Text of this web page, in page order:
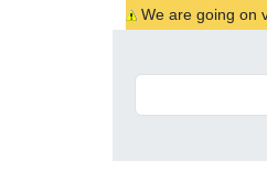
We are going on